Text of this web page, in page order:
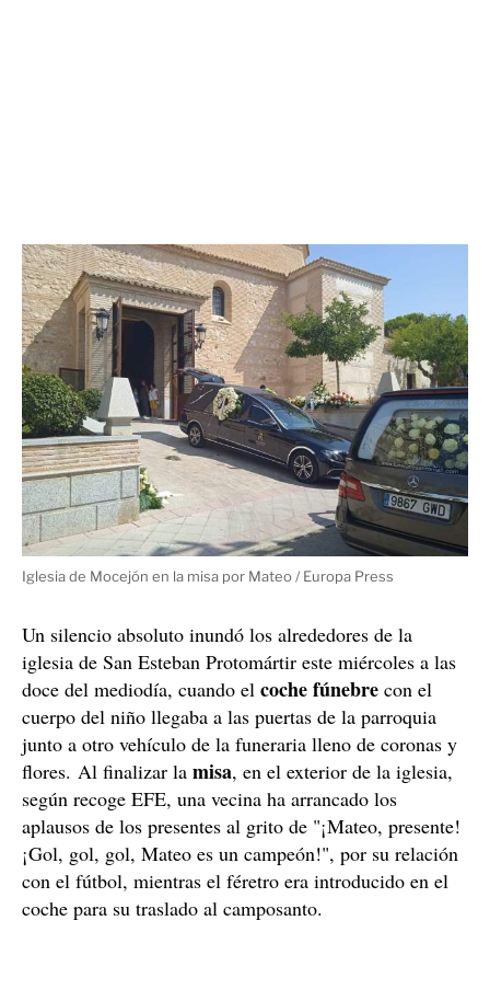
Iglesia de Mocejón en la misa por Mateo / Europa Press
Un silencio absoluto inundó los alrededores de la
iglesia de San Esteban Protomártir este miércoles a las
doce del mediodía, cuando el coche fúnebre con el
cuerpo del niño llegaba a las puertas de la parroquia
junto a otro vehículo de la funeraria lleno de coronas y
flores. Al finalizar la misa, en el exterior de la iglesia,
según recoge EFE, una vecina ha arrancado los
aplausos de los presentes al grito de "¡Mateo, presente!
¡Gol, gol, gol, Mateo es un campeón!", por su relación
con el fútbol, mientras el féretro era introducido en el
coche para su traslado al camposanto.